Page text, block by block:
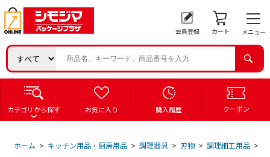
会員登録 カート メニュー
カテゴリから探す お気に入り 購入履歴 クーポン
ホーム > キッチン用品・厨房用品 > 調理器具 > 刃物 > 調理細工用品 >